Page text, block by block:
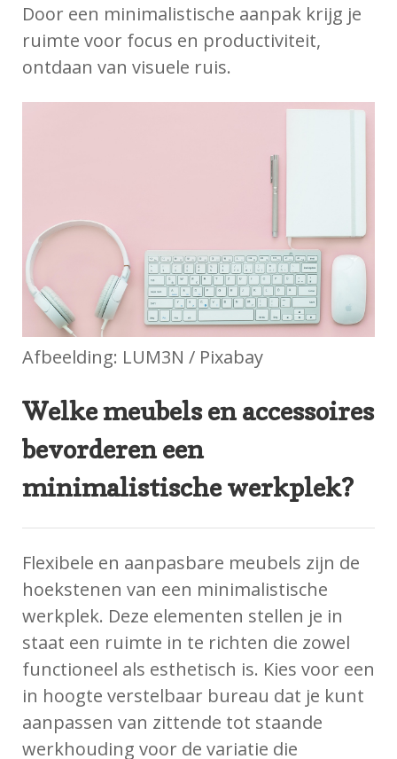
Door een minimalistische aanpak krijg je
ruimte voor focus en productiviteit,
ontdaan van visuele ruis.
Afbeelding: LUM3N / Pixabay
Welke meubels en accessoires
bevorderen een
minimalistische werkplek?
Flexibele en aanpasbare meubels zijn de
hoekstenen van een minimalistische
werkplek. Deze elementen stellen je in
staat een ruimte in te richten die zowel
functioneel als esthetisch is. Kies voor een
in hoogte verstelbaar bureau dat je kunt
aanpassen van zittende tot staande
werkhouding voor de variatie die